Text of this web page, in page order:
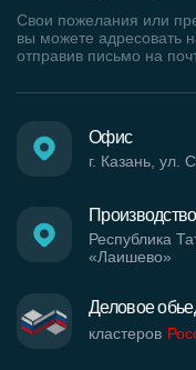
Деловое
кластеров
Производство
Республика
«Лаишево»
Офис
г. Казань, ул.
Свои пожелания или
вы можете адресовать
отправив письмо на